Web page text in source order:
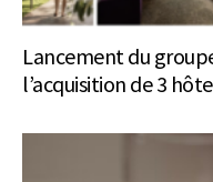
Lancement du
l’acquisition de 3